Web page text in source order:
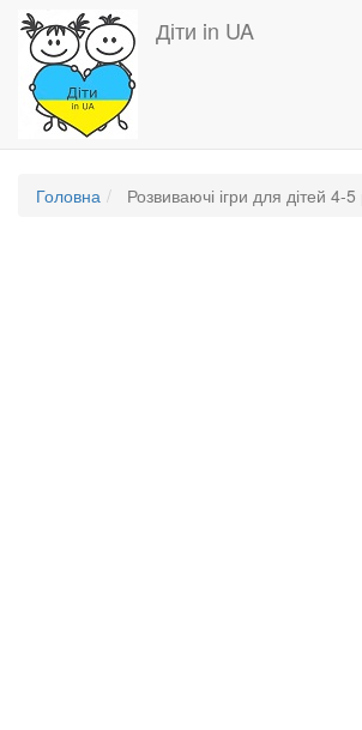
Перейти
основного
вмісту
Діти in UA
Головна Розвиваючі ігри для дітей 4-5